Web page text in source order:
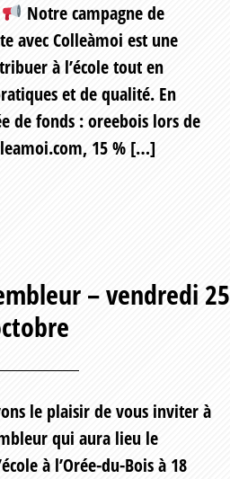
Notre campagne de
avec Colleàmoi est une
à l’école tout en
et de qualité. En
de fonds : oreebois lors de
15 % […]
– vendredi 25
le plaisir de vous inviter à
qui aura lieu le
à l’Orée-du-Bois à 18